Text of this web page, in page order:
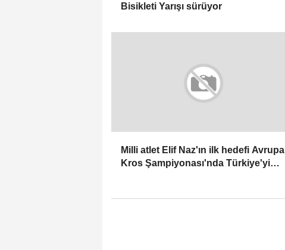
Bisikleti Yarışı sürüyor
Milli atlet Elif Naz'ın ilk hedefi Avrupa
Kros Şampiyonası'nda Türkiye'yi